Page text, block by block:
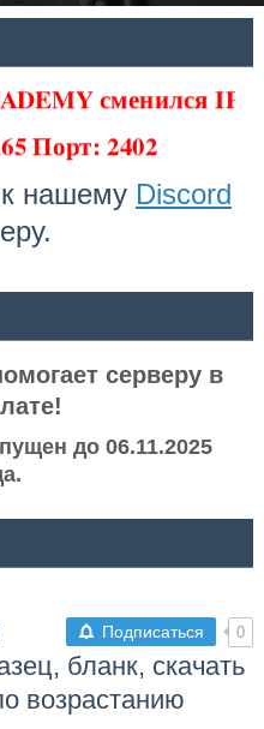
сменился IP
Порт: 2402
нашему Discord
серверу в
до 06.11.2025
Подписаться 0
бланк, скачать
возрастанию